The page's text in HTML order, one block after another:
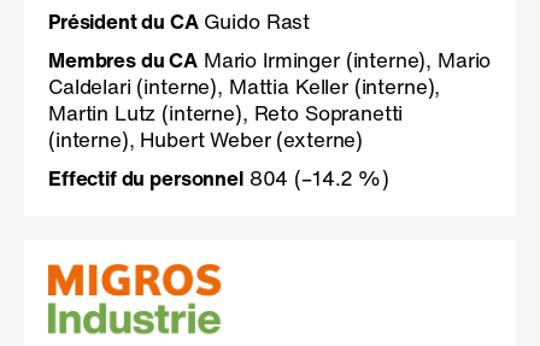
Président du CA Guido Rast
Membres du CA Mario Irminger (interne), Mario
Caldelari (interne), Mattia Keller (interne),
Martin Lutz (interne), Reto Sopranetti
(interne), Hubert Weber (externe)
Effectif du personnel804 (–14.2 %)